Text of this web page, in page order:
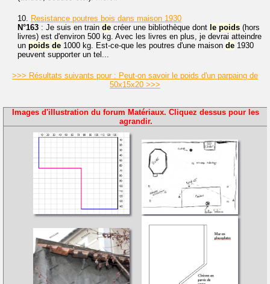
10. Resistance poutres bois dans maison 1930
N°163 : Je suis en train de créer une bibliothèque dont le poids (hors
livres) est d'environ 500 kg. Avec les livres en plus, je devrai atteindre
un poids de 1000 kg. Est-ce-que les poutres d'une maison de 1930
peuvent supporter un tel...
>>> Résultats suivants pour : Peut-on savoir le poids d'un parpaing de
50x15x20 >>>
Images d'illustration du forum Matériaux. Cliquez dessus pour les
agrandir.